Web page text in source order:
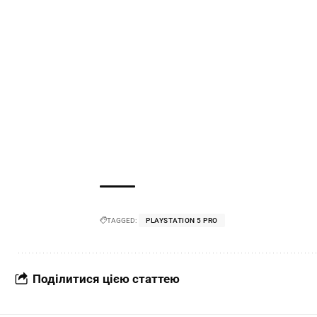
TAGGED: PLAYSTATION 5 PRO
Поділитися цією статтею